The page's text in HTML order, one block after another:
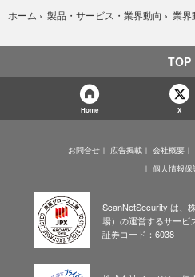
ホーム › 製品・サービス・業界動向 › 業界
TOP
Home X
お問合せ 広告掲載 会社概要
個人情報保
ScanNetSecurity は、
場）の運営するサービ
証券コード：6038